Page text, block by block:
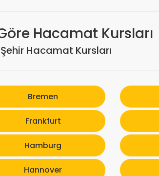
Hacamat Kursları
Hacamat Kursları
Bremen
Frankfurt
Hamburg
Hannover